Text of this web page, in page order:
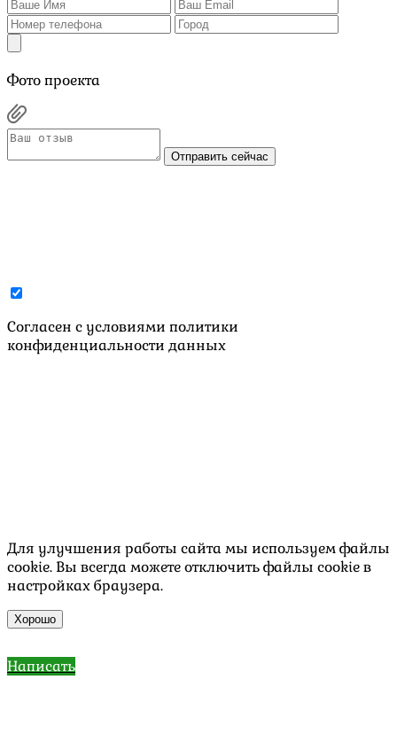
Фото проекта
Отправить сейчас
Cогласен с условиями политики
конфиденциальности данных
Для улучшения работы сайта мы используем файлы
cookie. Вы всегда можете отключить файлы cookie в
настройках браузера.
Хорошо
Написать